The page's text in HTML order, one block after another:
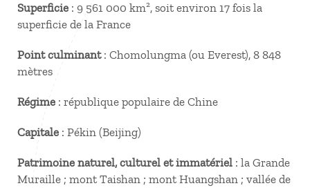
Superficie : 9 561 000 km², soit environ 17 fois la
superficie de la France
Point culminant: Chomolungma (ou Everest), 8 848
mètres
Régime : république populaire de Chine
Capitale : Pékin (Beijing)
Patrimoine naturel, culturel et immatériel : la Grande
Muraille ; mont Taishan ; mont Huangshan ; vallée de